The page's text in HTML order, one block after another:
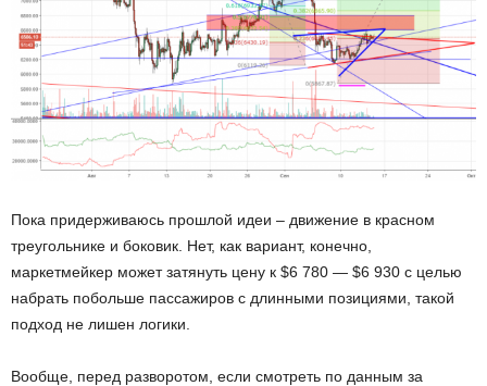
Пока придерживаюсь прошлой идеи – движение в красном
треугольнике и боковик. Нет, как вариант, конечно,
маркетмейкер может затянуть цену к $6 780 — $6 930 с целью
набрать побольше пассажиров с длинными позициями, такой
подход не лишен логики.
Вообще, перед разворотом, если смотреть по данным за